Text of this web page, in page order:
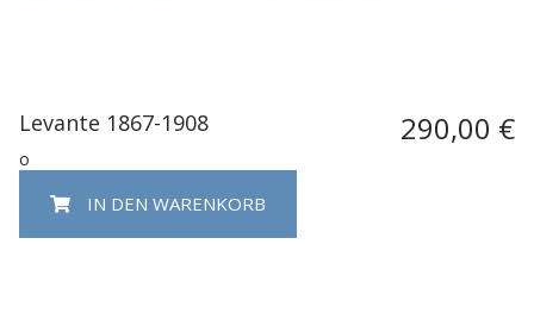
Levante 1867-1908 290,00 €
o
IN DEN WARENKORB